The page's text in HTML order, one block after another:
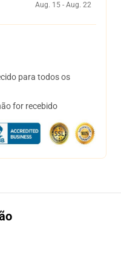
Aug. 15 - Aug. 22
para todos os
for recebido